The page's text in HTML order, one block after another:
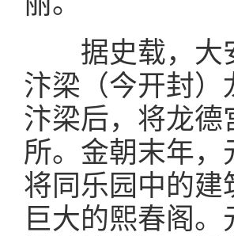
据史载，大安
汴梁（今开封）
汴梁后，将龙德
所。金朝末年，
将同乐园中的建
巨大的熙春阁